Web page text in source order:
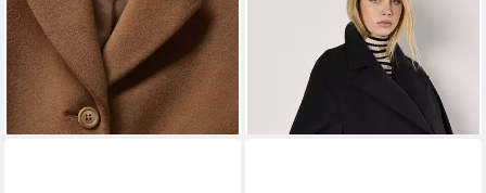
Blazermantel
229,99 € UVP299,99 €
-23%
Reverskragen im Relaxed Fit